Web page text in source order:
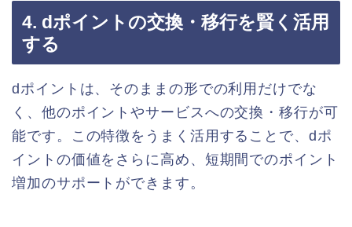
4. dポイントの交換・移行を賢く活用
する
dポイントは、そのままの形での利用だけでな
く、他のポイントやサービスへの交換・移行が可
能です。この特徴をうまく活用することで、dポ
イントの価値をさらに高め、短期間でのポイント
増加のサポートができます。